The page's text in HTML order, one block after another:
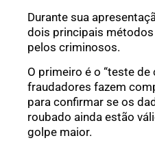
Durante sua
dois principais
pelos criminosos.
O primeiro é o “teste de
fraudadores fazem
para confirmar se os
roubado ainda estão
golpe maior.